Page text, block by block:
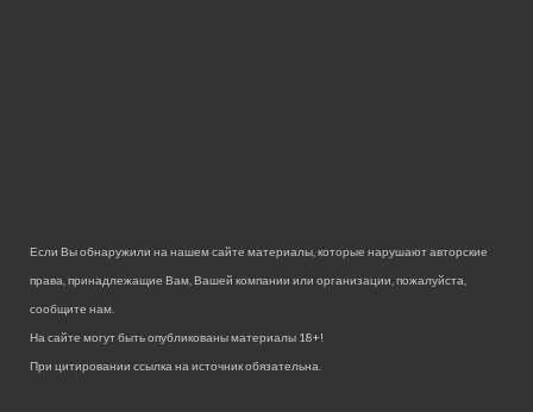
Если Вы обнаружили на нашем сайте материалы, которые нарушают авторские
права, принадлежащие Вам, Вашей компании или организации, пожалуйста,
сообщите нам.
На сайте могут быть опубликованы материалы 18+!
При цитировании ссылка на источник обязательна.